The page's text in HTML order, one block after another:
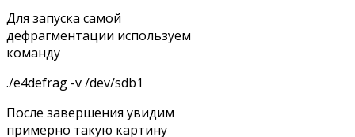
Для запуска самой
дефрагментации используем
команду
./e4defrag -v /dev/sdb1
После завершения увидим
примерно такую картину